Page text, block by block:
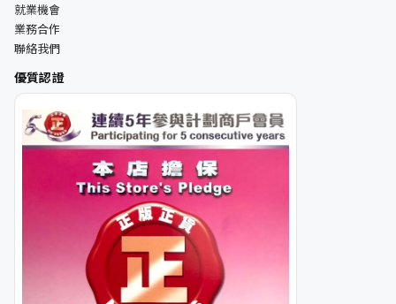
就業機會
業務合作
聯絡我們
優質認證